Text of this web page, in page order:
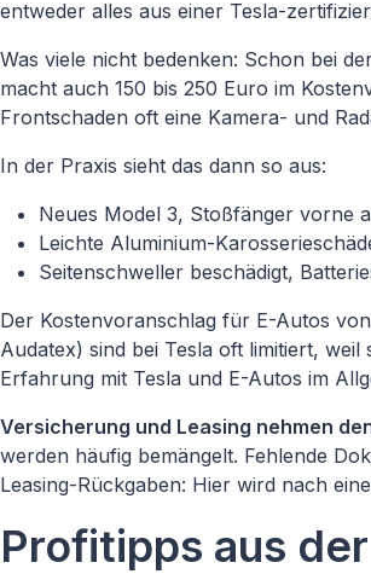
entweder alles aus einer Tesla-
Was viele nicht bedenken: Schon bei
macht auch 150 bis 250 Euro im
Frontschaden oft eine Kamera- und
In der Praxis sieht das dann so aus:
Neues Model 3, Stoßfänger vorne
Leichte Aluminium-
Seitenschweller beschädigt,
Der Kostenvoranschlag für E-Autos
Audatex) sind bei Tesla oft limitiert,
Erfahrung mit Tesla und E-Autos im
Versicherung und Leasing nehmen
werden häufig bemängelt. Fehlende
Leasing-Rückgaben: Hier wird nach
Profitipps aus